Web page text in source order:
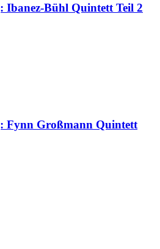
Ibanez-Bühl Quintett Teil 2
Fynn Großmann Quintett